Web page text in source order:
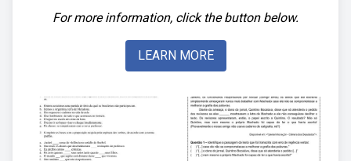
For more information, click the button below.
LEARN MORE